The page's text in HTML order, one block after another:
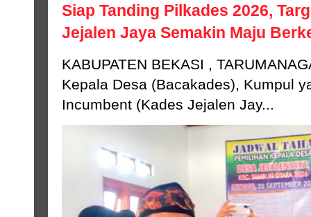
Siap Tanding Pilkades 2026,
Jejalen Jaya Semakin Maju
KABUPATEN BEKASI ,
Kepala Desa (Bacakades), Kumpul
Incumbent (Kades Jejalen Jay...